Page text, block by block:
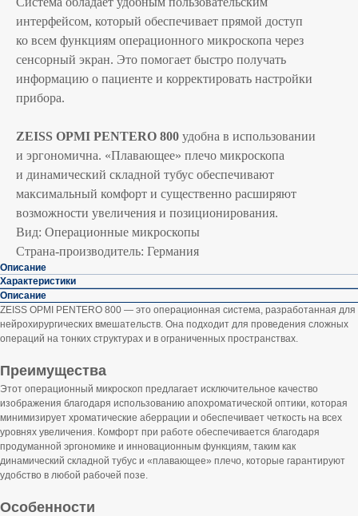
интерфейсом, который обеспечивает прямой доступ
ко всем функциям операционного микроскопа через
сенсорный экран. Это помогает быстро получать
информацию о пациенте и корректировать настройки
прибора.
ZEISS OPMI PENTERO 800 удобна в использовании
и эргономична. «Плавающее» плечо микроскопа
и динамический складной тубус обеспечивают
максимальный комфорт и существенно расширяют
возможности увеличения и позиционирования.
Вид: Операционные микроскопы
Страна-производитель: Германия
Описание
Характеристики
Описание
ZEISS OPMI PENTERO 800 — это операционная система, разработанная для
нейрохирургических вмешательств. Она подходит для проведения сложных
операций на тонких структурах и в ограниченных пространствах.
Преимущества
Этот операционный микроскоп предлагает исключительное качество
изображения благодаря использованию апохроматической оптики, которая
минимизирует хроматические аберрации и обеспечивает четкость на всех
уровнях увеличения. Комфорт при работе обеспечивается благодаря
продуманной эргономике и инновационным функциям, таким как
динамический складной тубус и «плавающее» плечо, которые гарантируют
удобство в любой рабочей позе.
Особенности